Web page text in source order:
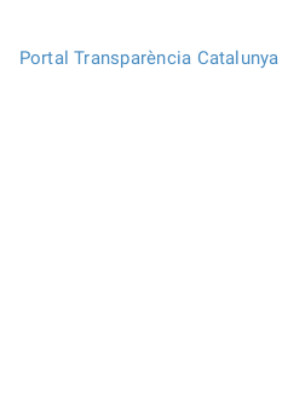
Portal Transparència Catalunya